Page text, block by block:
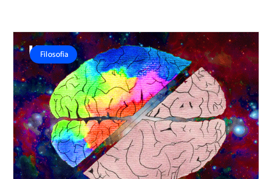
Filosofia